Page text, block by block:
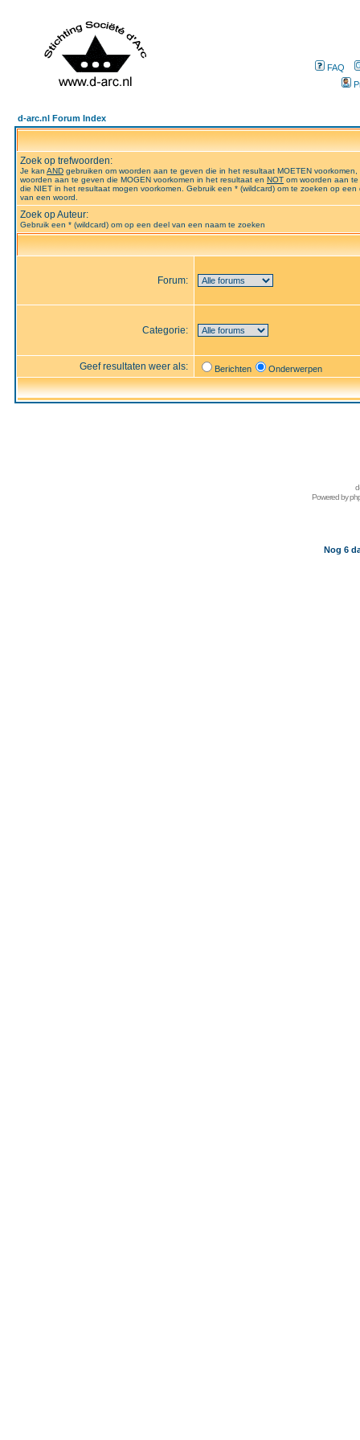
FAQ
d-arc.nl Forum Index
Zoek op trefwoorden:
Je kan AND gebruiken om woorden aan te geven die in het resultaat MOETEN voorkomen,
woorden aan te geven die MOGEN voorkomen in het resultaat en NOT om woorden aan
die NIET in het resultaat mogen voorkomen. Gebruik een * (wildcard) om te zoeken op een
van een woord.
Zoek op Auteur:
Gebruik een * (wildcard) om op een deel van een naam te zoeken
Forum:
Categorie:
Geef resultaten weer als: Berichten Onderwerpen
Powered by
Nog 6